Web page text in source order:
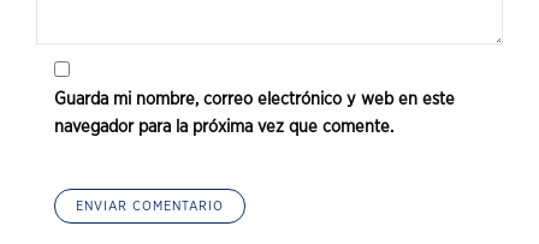
Guarda mi nombre, correo electrónico y web en este
navegador para la próxima vez que comente.